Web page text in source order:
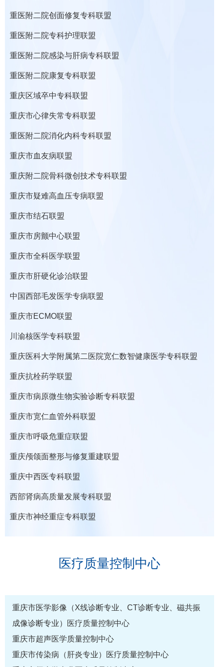
重医附二院创面修复专科联盟
重医附二院专科护理联盟
重医附二院感染与肝病专科联盟
重医附二院康复专科联盟
重庆区域卒中专科联盟
重庆市心律失常专科联盟
重医附二院消化内科专科联盟
重庆市血友病联盟
重庆附二院骨科微创技术专科联盟
重庆市疑难高血压专病联盟
重庆市结石联盟
重庆市房颤中心联盟
重庆市全科医学联盟
重庆市肝硬化诊治联盟
中国西部毛发医学专病联盟
重庆市ECMO联盟
川渝核医学专科联盟
重庆医科大学附属第二医院宽仁数智健康医学专科联盟
重庆抗栓药学联盟
重庆市病原微生物实验诊断专科联盟
重庆市宽仁血管外科联盟
重庆市呼吸危重症联盟
重庆颅颌面整形与修复重建联盟
重庆中西医专科联盟
西部肾病高质量发展专科联盟
重庆市神经重症专科联盟
医疗质量控制中心
重庆市医学影像（X线诊断专业、CT诊断专业、磁共振
成像诊断专业）医疗质量控制中心
重庆市超声医学质量控制中心
重庆市传染病（肝炎专业）医疗质量控制中心